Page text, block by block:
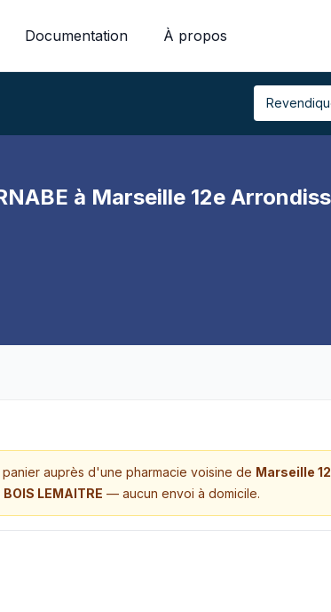
Documentation À propos
à Marseille 12e
auprès d'une pharmacie voisine de Marseille
LEMAITRE — aucun envoi à domicile.